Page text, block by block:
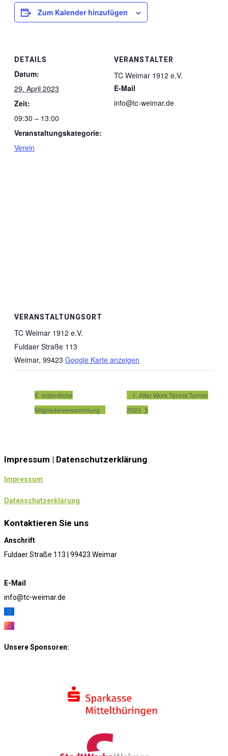
Zum Kalender hinzufügen
DETAILS
Datum:
29. April 2023
Zeit:
09:30 – 13:00
Veranstaltungskategorie:
Verein
VERANSTALTER
TC Weimar 1912 e.V.
E-Mail
info@tc-weimar.de
VERANSTALTUNGSORT
TC Weimar 1912 e.V.
Fuldaer Straße 113
Weimar, 99423 Google Karte anzeigen
ordentliche
Mitgliederversammlung
1. After Work Tennis-Turnier
2023
Impressum | Datenschutzerklärung
Impressum
Datenschutzerklärung
Kontaktieren Sie uns
Anschrift
Fuldaer Straße 113 | 99423 Weimar
E-Mail
info@tc-weimar.de
Unsere Sponsoren: